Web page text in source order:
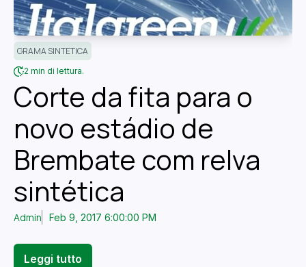
GRAMA SINTETICA
2 min di lettura.
Corte da fita para o
novo estádio de
Brembate com relva
sintética
Admin Feb 9, 2017 6:00:00 PM
Leggi tutto